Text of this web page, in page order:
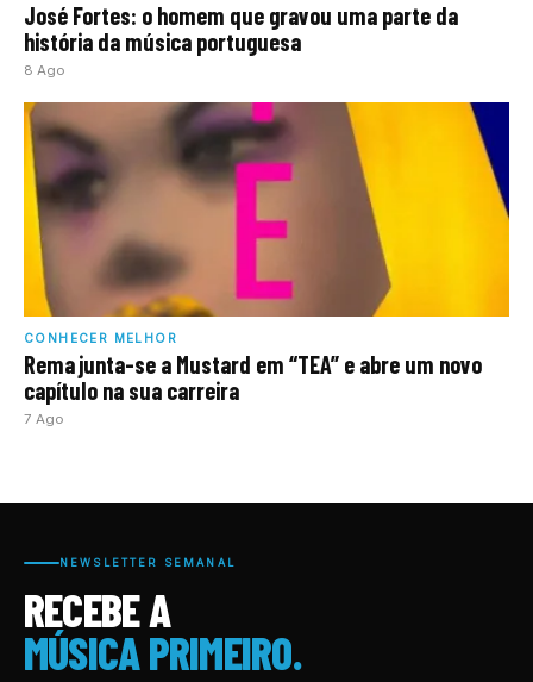
José Fortes: o homem que gravou uma parte da
história da música portuguesa
8 Ago
CONHECER MELHOR
Rema junta-se a Mustard em “TEA” e abre um novo
capítulo na sua carreira
7 Ago
NEWSLETTER SEMANAL
RECEBE A
MÚSICA PRIMEIRO.